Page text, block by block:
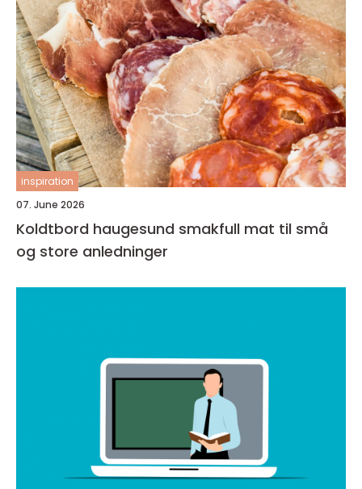
inspiration
07. June 2026
Koldtbord haugesund smakfull mat til små
og store anledninger